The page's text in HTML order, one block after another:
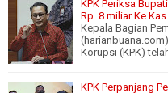
KPK Periksa
Rp. 8 miliar Ke
Kepala Bagian
Korupsi (KPK)
KPK Perpanjang